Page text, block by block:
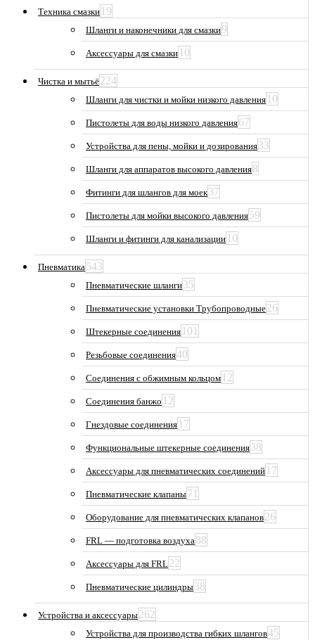
Техника смазки 19
Шланги и наконечники для смазки9
Аксессуары для смазки 10
Чистка и мытьё224
Шланги для чистки и мойки низкого давления 10
Пистолеты для воды низкого давления67
Устройства для пены, мойки и дозирования33
Шланги для аппаратов высокого давления8
Фитинги для шлангов для моек37
Пистолеты для мойки высокого давления59
Шланги и фитинги для канализации 10
Пневматика543
Пневматические шланги35
Пневматические установки Трубопроводные26
Штекерные соединения 101
Резьбовые соединения40
Соединения с обжимным кольцом 12
Соединения банжо 12
Гнездовые соединения 17
Функциональные штекерные соединения38
Аксессуары для пневматических соединений 17
Пневматические клапаны71
Оборудование для пневматических клапанов26
FRL — подготовка воздуха88
Аксессуары для FRL22
Пневматические цилиндры38
Устройства и аксессуары262
Устройства для производства гибких шлангов45